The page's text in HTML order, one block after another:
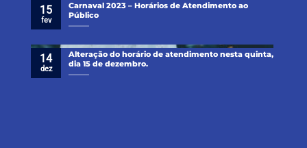
Carnaval 2023 – Horários de Atendimento ao
Público
15
fev
Alteração do horário de atendimento nesta quinta,
dia 15 de dezembro.
14
dez